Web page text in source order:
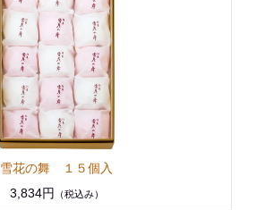
雪花の舞 １５個入
3,834円
（税込み）